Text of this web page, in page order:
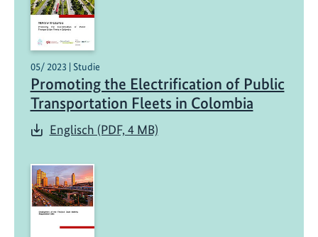
05/ 2023 | Studie
Promoting the Electrification of Public
Transportation Fleets in Colombia
Englisch (PDF, 4 MB)